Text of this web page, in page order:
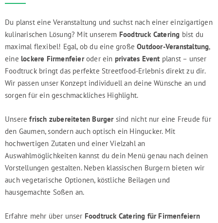
Du planst eine Veranstaltung und suchst nach einer einzigartigen
kulinarischen Lösung? Mit unserem Foodtruck Catering bist du
maximal flexibel! Egal, ob du eine großeOutdoor-Veranstaltung,
eine lockere Firmenfeieroder ein privates Event planst – unser
Foodtruck bringt das perfekte Streetfood-Erlebnis direkt zu dir.
Wir passen unser Konzept individuell an deine Wünsche an und
sorgen für ein geschmackliches Highlight.
Unserefrisch zubereiteten Burgersind nicht nur eine Freude für
den Gaumen, sondern auch optisch ein Hingucker. Mit
hochwertigen Zutaten und einer Vielzahl an
Auswahlmöglichkeiten kannst du dein Menü genau nach deinen
Vorstellungen gestalten. Neben klassischen Burgern bieten wir
auch vegetarische Optionen, köstliche Beilagen und
hausgemachte Soßen an.
Erfahre mehr über unser Foodtruck Catering für Firmenfeiern